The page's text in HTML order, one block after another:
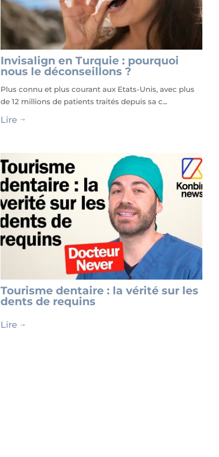
Invisalign en Turquie : pourquoi
nous le déconseillons ?
Plus connu et plus courant aux Etats-Unis, avec plus
de 12 millions de patients traités depuis sa c...
Lire $
Tourisme dentaire : la vérité sur les
dents de requins
Lire $